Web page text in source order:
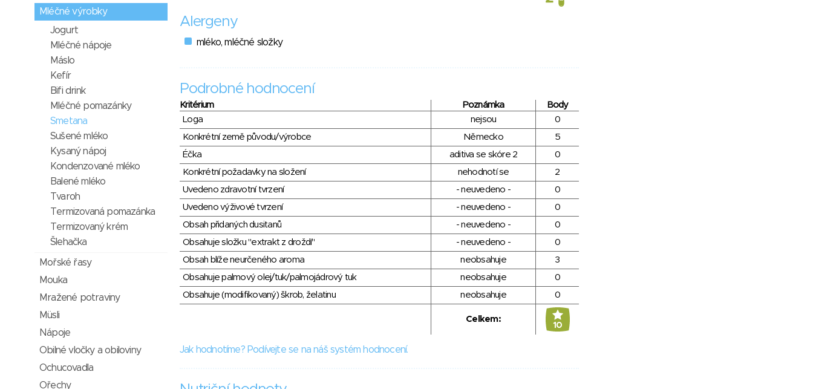
Alergeny
mléko, mléčné složky
Podrobné hodnocení
Kritérium Poznámka
Body
Loga
nejsou
0
Konkrétní země původu/výrobce
Německo
5
Éčka
aditiva se skóre 2
0
Konkrétní požadavky na složení
nehodnotí se
2
Uvedeno zdravotní tvrzení
- neuvedeno -
0
Uvedeno výživové tvrzení
- neuvedeno -
0
Obsah přidaných dusitanů
- neuvedeno -
0
Obsahuje složku "extrakt z droždí"
- neuvedeno -
0
Obsah blíže neurčeného aroma
neobsahuje
3
Obsahuje palmový olej/tuk/palmojádrový tuk
neobsahuje
0
Obsahuje (modifikovaný) škrob, želatinu
neobsahuje 0
Celkem:
10
Jak hodnotíme? Podívejte se na náš systém hodnocení.
Mléčné výrobky
Jogurt
Mléčné nápoje
Máslo
Kefír
Bifi drink
Mléčné pomazánky
Smetana
Sušené mléko
Kysaný nápoj
Kondenzované mléko
Balené mléko
Tvaroh
Termizovaná pomazánka
Termizovaný krém
Šlehačka
Mořské řasy
Mouka
Mražené potraviny
Müsli
Nápoje
Obilné vločky a obiloviny
Ochucovadla
Ořechy